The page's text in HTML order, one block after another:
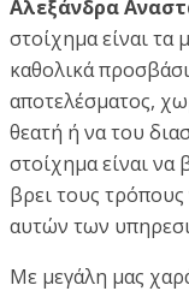
Αλεξάνδρα
στοίχημα είναι
καθολικά
αποτελέσματος,
θεατή ή να του
στοίχημα είναι
βρει τους
αυτών των
Με μεγάλη μας